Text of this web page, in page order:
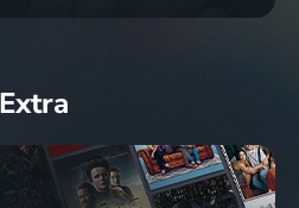
Extra